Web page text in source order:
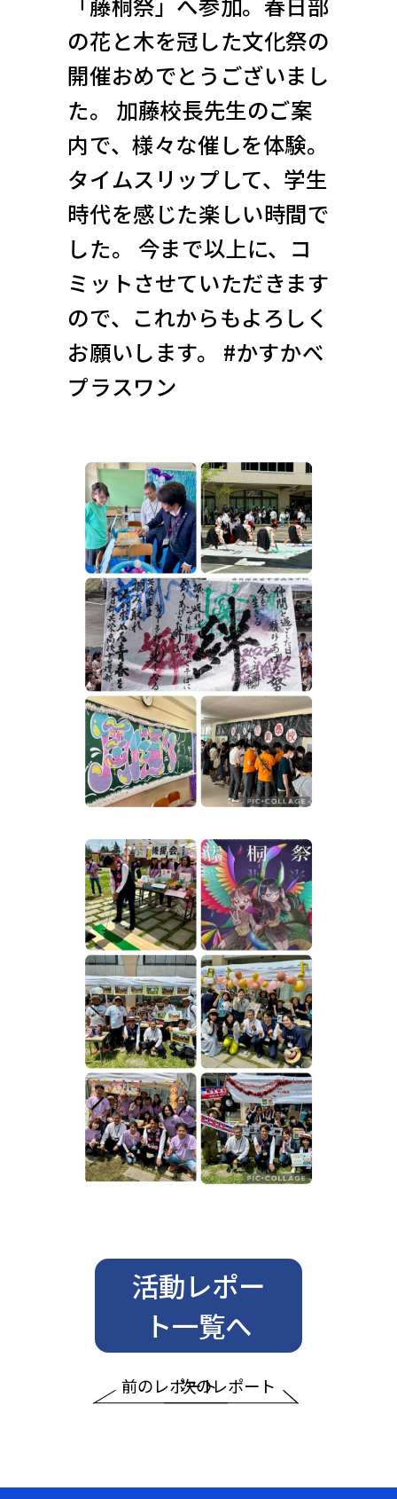
の花と木を冠した文化祭の
開催おめでとうございまし
た。 加藤校長先生のご案
内で、様々な催しを体験。
タイムスリップして、学生
時代を感じた楽しい時間で
した。 今まで以上に、コ
ミットさせていただきます
ので、これからもよろしく
お願いします。 #かすかべ
プラスワン
前のレポート
活動レポー
ト一覧へ
次のレポート